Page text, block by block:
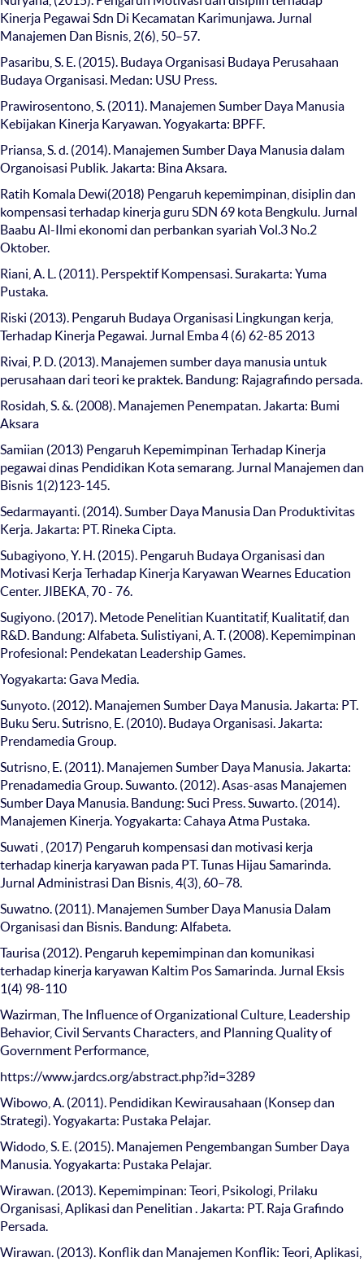
Kinerja Pegawai Sdn Di Kecamatan Karimunjawa. Jurnal
Manajemen Dan Bisnis, 2(6), 50–57.
Pasaribu, S. E. (2015). Budaya Organisasi Budaya Perusahaan
Budaya Organisasi. Medan: USU Press.
Prawirosentono, S. (2011). Manajemen Sumber Daya Manusia
Kebijakan Kinerja Karyawan. Yogyakarta: BPFF.
Priansa, S. d. (2014). Manajemen Sumber Daya Manusia dalam
Organoisasi Publik. Jakarta: Bina Aksara.
Ratih Komala Dewi(2018) Pengaruh kepemimpinan, disiplin dan
kompensasi terhadap kinerja guru SDN 69 kota Bengkulu. Jurnal
Baabu Al-Ilmi ekonomi dan perbankan syariah Vol.3 No.2
Oktober.
Riani, A. L. (2011). Perspektif Kompensasi. Surakarta: Yuma
Pustaka.
Riski (2013). Pengaruh Budaya Organisasi Lingkungan kerja,
Terhadap Kinerja Pegawai. Jurnal Emba 4 (6) 62-85 2013
Rivai, P. D. (2013). Manajemen sumber daya manusia untuk
perusahaan dari teori ke praktek. Bandung: Rajagrafindo persada.
Rosidah, S. &. (2008). Manajemen Penempatan. Jakarta: Bumi
Aksara
Samiian (2013) Pengaruh Kepemimpinan Terhadap Kinerja
pegawai dinas Pendidikan Kota semarang. Jurnal Manajemen dan
Bisnis 1(2)123-145.
Sedarmayanti. (2014). Sumber Daya Manusia Dan Produktivitas
Kerja. Jakarta: PT. Rineka Cipta.
Subagiyono, Y. H. (2015). Pengaruh Budaya Organisasi dan
Motivasi Kerja Terhadap Kinerja Karyawan Wearnes Education
Center. JIBEKA, 70 - 76.
Sugiyono. (2017). Metode Penelitian Kuantitatif, Kualitatif, dan
R&D. Bandung: Alfabeta. Sulistiyani, A. T. (2008). Kepemimpinan
Profesional: Pendekatan Leadership Games.
Yogyakarta: Gava Media.
Sunyoto. (2012). Manajemen Sumber Daya Manusia. Jakarta: PT.
Buku Seru. Sutrisno, E. (2010). Budaya Organisasi. Jakarta:
Prendamedia Group.
Sutrisno, E. (2011). Manajemen Sumber Daya Manusia. Jakarta:
Prenadamedia Group. Suwanto. (2012). Asas-asas Manajemen
Sumber Daya Manusia. Bandung: Suci Press. Suwarto. (2014).
Manajemen Kinerja. Yogyakarta: Cahaya Atma Pustaka.
Suwati , (2017) Pengaruh kompensasi dan motivasi kerja
terhadap kinerja karyawan pada PT. Tunas Hijau Samarinda.
Jurnal Administrasi Dan Bisnis, 4(3), 60–78.
Suwatno. (2011). Manajemen Sumber Daya Manusia Dalam
Organisasi dan Bisnis. Bandung: Alfabeta.
Taurisa (2012). Pengaruh kepemimpinan dan komunikasi
terhadap kinerja karyawan Kaltim Pos Samarinda. Jurnal Eksis
1(4) 98-110
Wazirman, The Influence of Organizational Culture, Leadership
Behavior, Civil Servants Characters, and Planning Quality of
Government Performance,
https://www.jardcs.org/abstract.php?id=3289
Wibowo, A. (2011). Pendidikan Kewirausahaan (Konsep dan
Strategi). Yogyakarta: Pustaka Pelajar.
Widodo, S. E. (2015). Manajemen Pengembangan Sumber Daya
Manusia. Yogyakarta: Pustaka Pelajar.
Wirawan. (2013). Kepemimpinan: Teori, Psikologi, Prilaku
Organisasi, Aplikasi dan Penelitian . Jakarta: PT. Raja Grafindo
Persada.
Wirawan. (2013). Konflik dan Manajemen Konflik: Teori, Aplikasi,